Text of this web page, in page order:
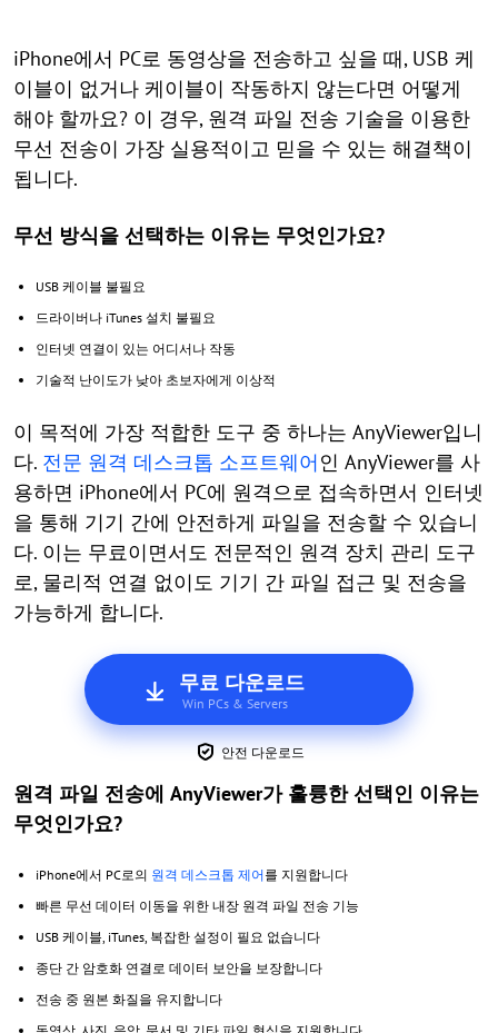
iPhone에서 PC로 동영상을 전송하고 싶을 때, USB 케
이블이 없거나 케이블이 작동하지 않는다면 어떻게
해야 할까요? 이 경우, 원격 파일 전송 기술을 이용한
무선 전송이 가장 실용적이고 믿을 수 있는 해결책이
됩니다.
무선 방식을 선택하는 이유는 무엇인가요?
USB 케이블 불필요
드라이버나 iTunes 설치 불필요
인터넷 연결이 있는 어디서나 작동
기술적 난이도가 낮아 초보자에게 이상적
이 목적에 가장 적합한 도구 중 하나는 AnyViewer입니
다. 전문 원격 데스크톱 소프트웨어인 AnyViewer를 사
용하면 iPhone에서 PC에 원격으로 접속하면서 인터넷
을 통해 기기 간에 안전하게 파일을 전송할 수 있습니
다. 이는 무료이면서도 전문적인 원격 장치 관리 도구
로, 물리적 연결 없이도 기기 간 파일 접근 및 전송을
가능하게 합니다.
무료 다운로드
Win PCs & Servers
안전 다운로드
원격 파일 전송에 AnyViewer가 훌륭한 선택인 이유는
무엇인가요?
iPhone에서 PC로의 원격 데스크톱 제어를 지원합니다
빠른 무선 데이터 이동을 위한 내장 원격 파일 전송 기능
USB 케이블, iTunes, 복잡한 설정이 필요 없습니다
종단 간 암호화 연결로 데이터 보안을 보장합니다
전송 중 원본 화질을 유지합니다